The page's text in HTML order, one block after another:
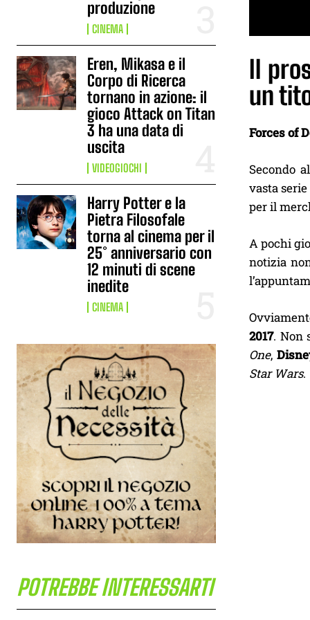
produzione
CINEMA
Eren, Mikasa e il
Corpo di Ricerca
tornano in azione: il
gioco Attack on Titan
3 ha una data di
uscita
VIDEOGIOCHI
Harry Potter e la
Pietra Filosofale
torna al cinema per il
25° anniversario con
12 minuti di scene
inedite
CINEMA
POTREBBE INTERESSARTI
Il
un
Forces of
Secondo
vasta
per il
A pochi
notizia
2017. Non
One,
Star Wars.